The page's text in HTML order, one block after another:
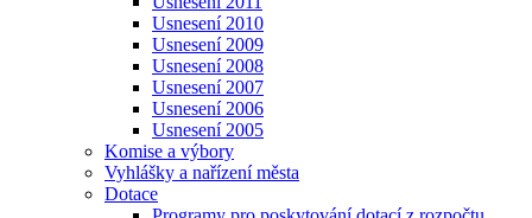
Usnesení 2010
Usnesení 2009
Usnesení 2008
Usnesení 2007
Usnesení 2006
Usnesení 2005
Komise a výbory
Vyhlášky a nařízení města
Dotace